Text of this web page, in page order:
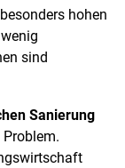
hohen
sind
Sanierung